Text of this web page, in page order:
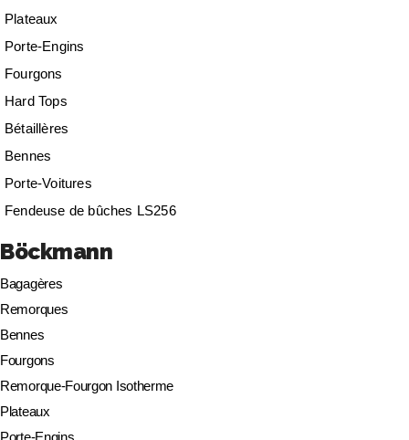
Plateaux
Porte-Engins
Fourgons
Hard Tops
Bétaillères
Bennes
Porte-Voitures
Fendeuse de bûches LS256
Böckmann
Bagagères
Remorques
Bennes
Fourgons
Remorque-Fourgon Isotherme
Plateaux
Porte-Engins